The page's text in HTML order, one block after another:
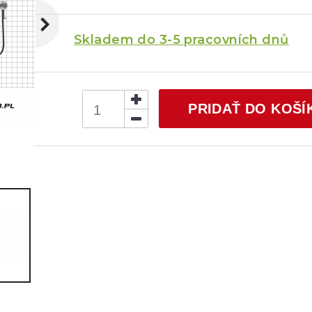
Skladem do 3-5 pracovních dnů
PRIDAŤ DO